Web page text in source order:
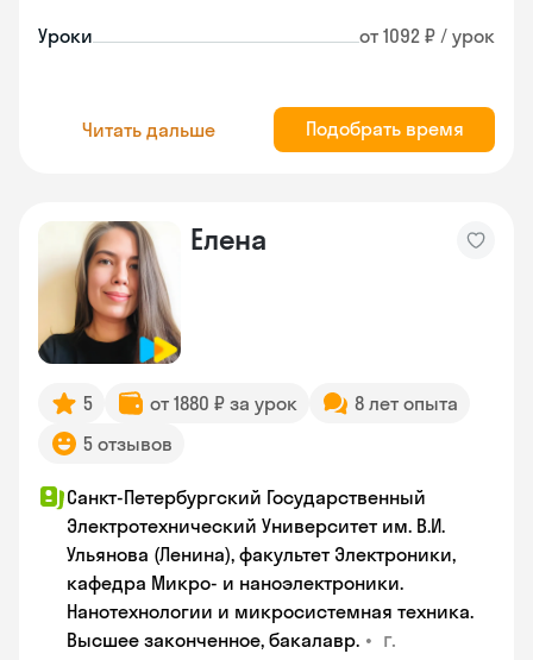
Уроки от 1092 ₽ / урок
Читать дальше Подобрать время
Елена
5 от 1880 ₽ за урок
8 лет опыта
5 отзывов
Санкт-Петербургский Государственный
Электротехнический Университет им. В.И.
Ульянова (Ленина), факультет Электроники,
кафедра Микро- и наноэлектроники.
Нанотехнологии и микросистемная техника.
Высшее законченное, бакалавр. • г.